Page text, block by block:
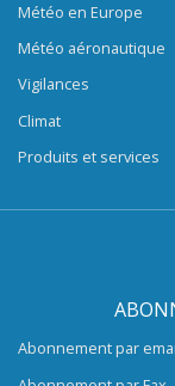
Météo en Europe
Météo aéronautique
Vigilances
Climat
Produits et services
Abonnement par